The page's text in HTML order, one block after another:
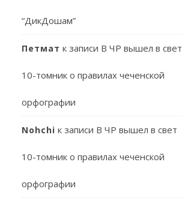
“ДикДошам”
Петмат к записи В ЧР вышел в свет
10-томник о правилах чеченской
орфографии
Nohchi к записи В ЧР вышел в свет
10-томник о правилах чеченской
орфографии